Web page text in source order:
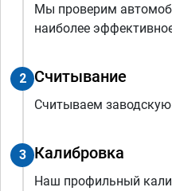
Мы проверим
наиболее
2 Считывание
Считываем
3 Калибровка
Наш профильный